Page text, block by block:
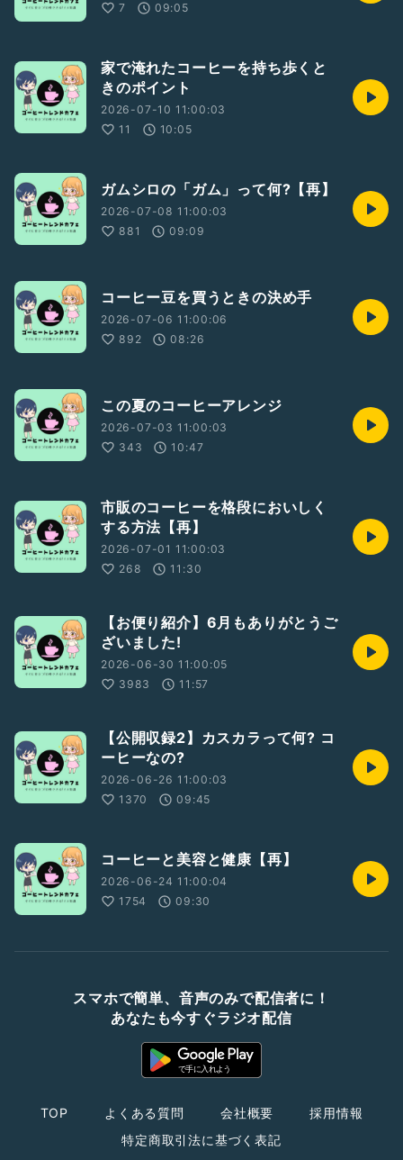
7
09:05
家で淹れたコーヒーを持ち歩くと
きのポイント
2026-07-10 11:00:03
11
10:05
ガムシロの「ガム」って何?【再】
2026-07-08 11:00:03
881
09:09
コーヒー豆を買うときの決め手
2026-07-06 11:00:06
892
08:26
この夏のコーヒーアレンジ
2026-07-03 11:00:03
343
10:47
市販のコーヒーを格段においしく
する方法【再】
2026-07-01 11:00:03
268
11:30
【お便り紹介】6月もありがとうご
ざいました!
2026-06-30 11:00:05
3983
11:57
【公開収録2】カスカラって何? コ
ーヒーなの?
2026-06-26 11:00:03
1370
09:45
コーヒーと美容と健康【再】
2026-06-24 11:00:04
1754
09:30
スマホで簡単、音声のみで配信者に！
あなたも今すぐラジオ配信
TOP よくある質問 会社概要
採用情報
特定商取引法に基づく表記